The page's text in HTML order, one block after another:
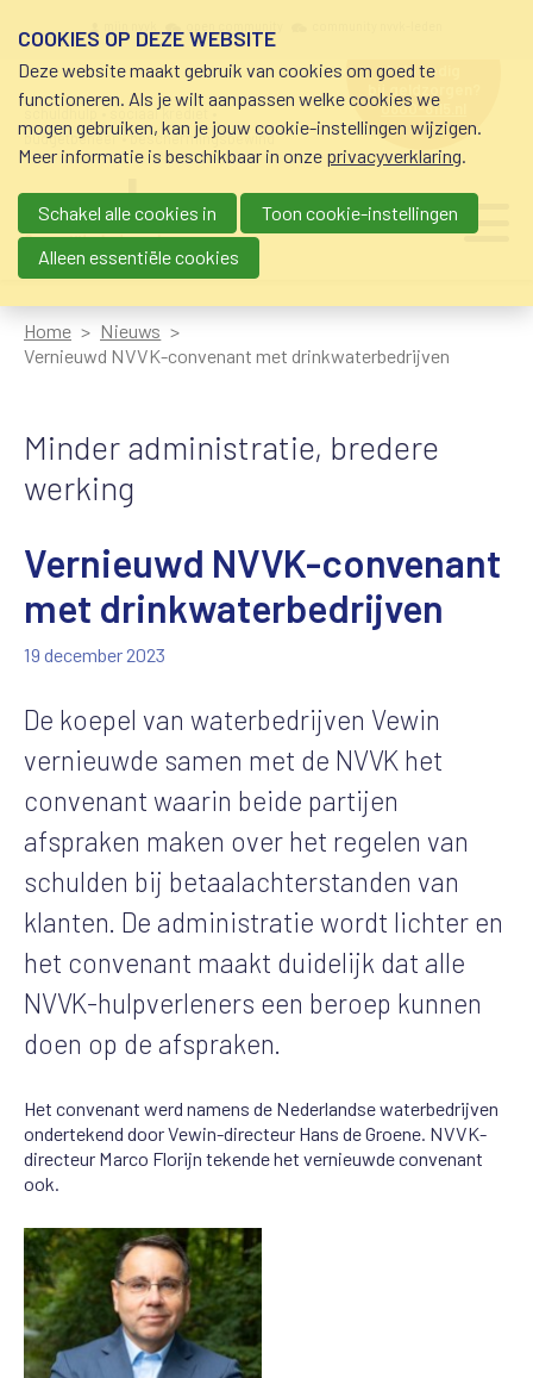
schuldhulp • sociaal krediet •
budgetbeheer • beschermingsbewind
hulp nodig
bij geldzorgen?
0800-8115.nl
Main navigation
Home
Nieuws
Vernieuwd NVVK-convenant met drinkwaterbedrijven
Minder administratie, bredere
werking
Vernieuwd NVVK-convenant
met drinkwaterbedrijven
19 december 2023
De koepel van waterbedrijven Vewin
vernieuwde samen met de NVVK het
convenant waarin beide partijen
afspraken maken over het regelen van
schulden bij betaalachterstanden van
klanten. De administratie wordt lichter en
het convenant maakt duidelijk dat alle
NVVK-hulpverleners een beroep kunnen
doen op de afspraken.
Het convenant werd namens de Nederlandse waterbedrijven
ondertekend door Vewin-directeur Hans de Groene. NVVK-
directeur Marco Florijn tekende het vernieuwde convenant
ook.
COOKIES OP DEZE WEBSITE
Deze website maakt gebruik van cookies om goed te
functioneren. Als je wilt aanpassen welke cookies we
mogen gebruiken, kan je jouw cookie-instellingen wijzigen.
Meer informatie is beschikbaar in onze privacyverklaring.
Schakel alle cookies in
Toon cookie-instellingen
Alleen essentiële cookies